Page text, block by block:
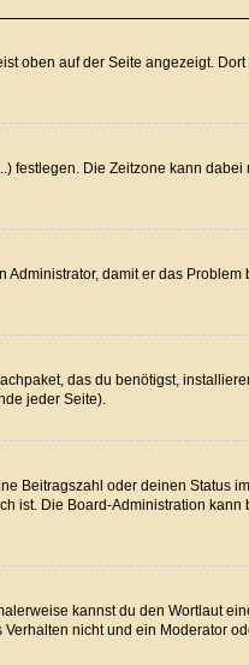
oben auf der Seite angezeigt. Dort
festlegen. Die Zeitzone kann dabei
damit er das Problem
das du benötigst,
jeder Seite).
Beitragszahl oder deinen Status
ist. Die Board-Administration kann
kannst du den Wortlaut
nicht und ein Moderator